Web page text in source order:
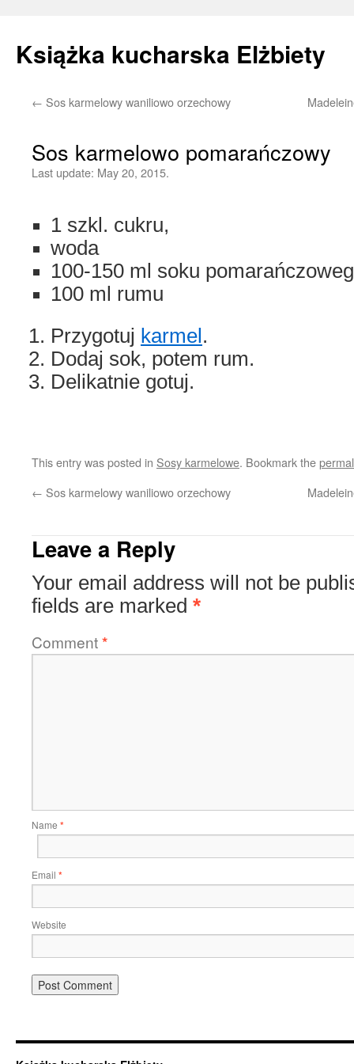
Książka kucharska Elżbiety
Skip
content
← Sos karmelowy waniliowo orzechowy
Sos karmelowo pomarańczowy
Last update: May 20, 2015.
1 szkl. cukru,
woda
100-150 ml soku
100 ml rumu
Przygotuj karmel .
Dodaj sok, potem rum.
Delikatnie gotuj.
This entry was posted in Sosy karmelowe. Bookmark the
← Sos karmelowy waniliowo orzechowy
Leave a Reply
Your email address will not be
fields are marked *
Comment*
Name *
Email *
Website